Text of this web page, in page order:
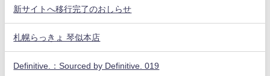
新サイトへ移行完了のおしらせ
札幌らっきょ 琴似本店
Definitive.：Sourced by Definitive. 019